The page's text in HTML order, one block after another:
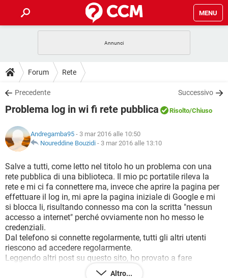
MENU
INTRATTENIMENTO
iOS
INSTAGRAM WHATSAPP
TIKTOK
HARDWARE
GUIDE
COVID-19
INSTAGRAM WHATSAPP
TIKTOK
HARDWARE
DOWNLOAD
COVID-19 GAMING
INTRATTENIMENTO
iOS WINDOWS 10
INSTAGRAM WHATSAPP
TIKTOK FACEBOOK
HARDWARE
COVID-19 GAMING
INTRATTENIMENTO
iOS WINDOWS 10
INSTAGRAM WHATSAPP
TIKTOK FACEBOOK
HARDWARE
GLOSSARIO
COVID-19 GAMING
INTRATTENIMENTO ANDROID
iOS WINDOWS 10
INSTAGRAM WHATSAPP
TIKTOK
HARDWARE
Forum Rete
Precedente Successivo
Problema log in wi fi rete pubblica Risolto/Chiuso
Andregamba95 - 3 mar 2016 alle 10:50
Noureddine Bouzidi - 3 mar 2016 alle 13:10
Salve a tutti, come letto nel titolo ho un problema con una
rete pubblica di una biblioteca. Il mio pc portatile rileva la
rete e mi ci fa connettere ma, invece che aprire la pagina per
effettuare il log in, mi apre la pagina iniziale di Google e mi
si blocca li, risultando connesso ma con la scritta "nessun
accesso a internet" perché ovviamente non ho messo le
credenziali.
Dal telefono si connette regolarmente, tutti gli altri utenti
riescono ad accedere regolarmente.
Leggendo altri post su questo sito, ho provato a fare
l'accesso anche con Explorer, ho sbloccato le finestre pop-up,
Altro...